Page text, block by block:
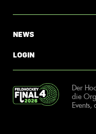
News
Login
Der
die
Events,